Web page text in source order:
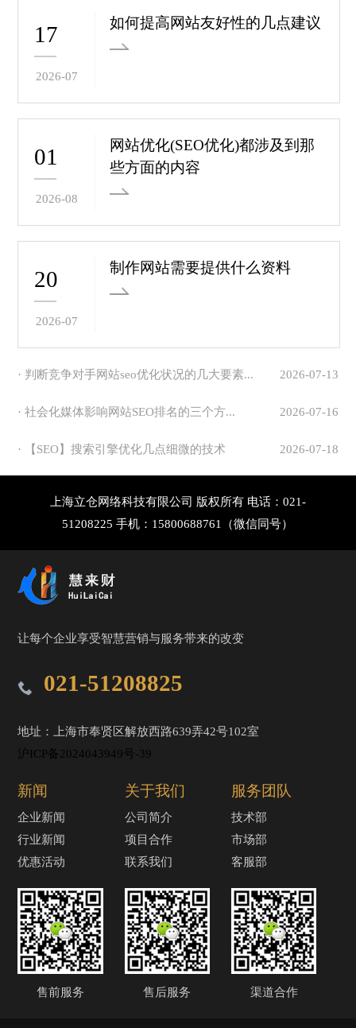
17
2026-07
如何提高网站友好性的几点建议
01
2026-08
网站优化(SEO优化)都涉及到那
些方面的内容
20
2026-07
制作网站需要提供什么资料
2026-07-13
· 判断竞争对手网站seo优化状况的几大要素...
2026-07-16
· 社会化媒体影响网站SEO排名的三个方...
2026-07-18
· 【SEO】搜索引擎优化几点细微的技术
上海立仓网络科技有限公司 版权所有 电话：021-
51208225 手机：15800688761（微信同号）
让每个企业享受智慧营销与服务带来的改变
021-51208825
地址：上海市奉贤区解放西路639弄42号102室
沪ICP备2024043949号-39
新闻
企业新闻
行业新闻
优惠活动
售前服务
关于我们
公司简介
项目合作
联系我们
售后服务
服务团队
技术部
市场部
客服部
渠道合作